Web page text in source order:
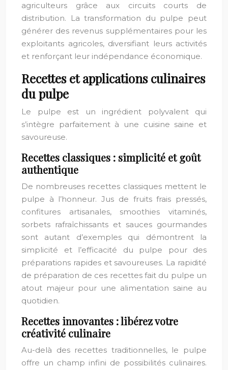
agriculteurs grâce aux circuits courts de
distribution. La transformation du pulpe peut
générer des revenus supplémentaires pour les
exploitants agricoles, diversifiant leurs activités
et renforçant leur indépendance économique.
Recettes et applications culinaires
du pulpe
Le pulpe est un ingrédient polyvalent qui
s’intègre parfaitement à une cuisine saine et
savoureuse.
Recettes classiques : simplicité et goût
authentique
De nombreuses recettes classiques mettent le
pulpe à l’honneur. Jus de fruits frais pressés,
confitures artisanales, smoothies vitaminés,
sorbets rafraîchissants et sauces gourmandes
sont autant d’exemples qui démontrent la
simplicité et l’efficacité du pulpe pour des
préparations rapides et savoureuses. La rapidité
de préparation de ces recettes fait du pulpe un
atout majeur pour une alimentation saine au
quotidien.
Recettes innovantes : libérez votre
créativité culinaire
Au-delà des recettes traditionnelles, le pulpe
offre un champ infini de possibilités culinaires.